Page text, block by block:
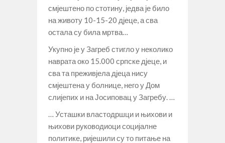
смјештено по стотину, једва је било
на животу 10-15-20 дјеце, а сва
остала су била мртва…
Укупно је у Загреб стигло у неколико
наврата око 15.000 српске дјеце, и
сва та преживјела дјеца нису
смјештена у болнице, него у Дом
слијепих и на Јосиповац у Загребу. …
… Усташки властодршци и њихови и
њихови руководиоци социјалне
политике, ријешили су то питање на